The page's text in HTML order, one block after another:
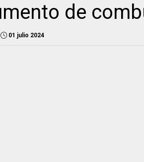
de
01 julio 2024